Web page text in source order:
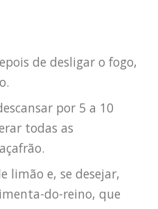
de desligar o fogo,
por 5 a 10
todas as
limão e, se desejar,
do-reino, que